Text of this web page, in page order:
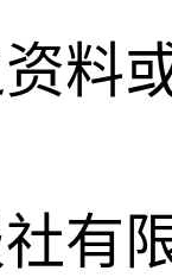
料
有